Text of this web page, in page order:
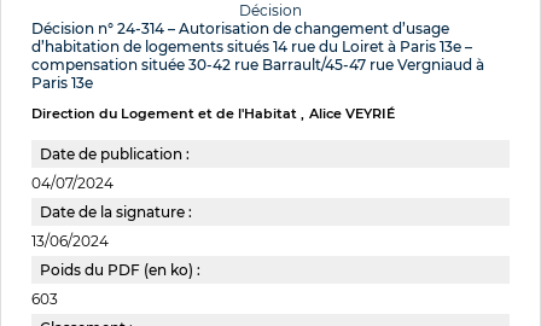
Décision
Décision n° 24-314 – Autorisation de changement d’usage
d’habitation de logements situés 14 rue du Loiret à Paris 13e –
compensation située 30-42 rue Barrault/45-47 rue Vergniaud à
Paris 13e
Direction du Logement et de l'Habitat Alice VEYRIÉ
Date de publication :
04/07/2024
Date de la signature :
13/06/2024
Poids du PDF (en ko) :
603